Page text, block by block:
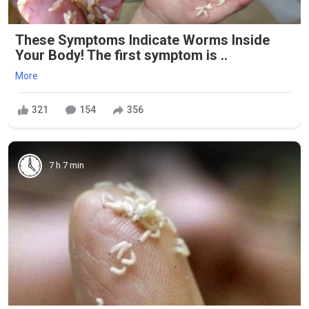
These Symptoms Indicate Worms Inside
Your Body! The first symptom is ..
More
321 154 356
7 h 7 min